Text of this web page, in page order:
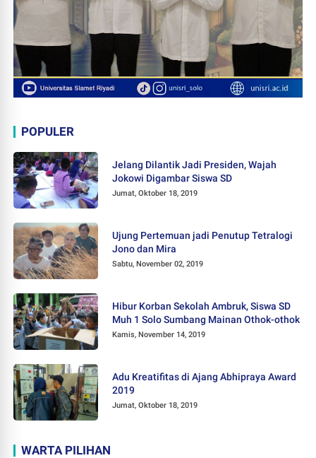
POPULER
Jelang Dilantik Jadi Presiden, Wajah
Jokowi Digambar Siswa SD
Jumat, Oktober 18, 2019
Ujung Pertemuan jadi Penutup Tetralogi
Jono dan Mira
Sabtu, November 02, 2019
Hibur Korban Sekolah Ambruk, Siswa SD
Muh 1 Solo Sumbang Mainan Othok-othok
Kamis, November 14, 2019
Adu Kreatifitas di Ajang Abhipraya Award
2019
Jumat, Oktober 18, 2019
WARTA PILIHAN